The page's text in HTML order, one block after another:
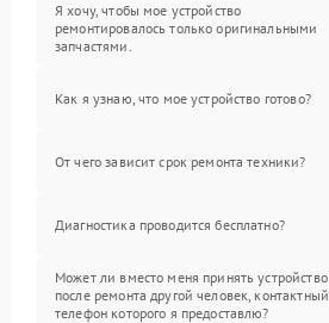
Я хочу, чтобы мое устройство
ремонтировалось только оригинальными
запчастями.
Как я узнаю, что мое устройство готово?
От чего зависит срок ремонта техники?
Диагностика проводится бесплатно?
Может ли вместо меня принять устройство
после ремонта другой человек, контактный
телефон которого я предоставлю?